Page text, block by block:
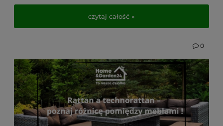
warto poznać różnice między poszczególnymi
rodzajami plecionek.
trwałość mebli oraz na co zwrócić uwagę
podczas zakupu zestawu technorattanowego do
ogrodu, na taras lub balkon. Dzięki temu
przewodnikowi wybierzesz meble, które posłużą
Ci przez lata i będą idealnie dopasowane do stylu
Twojej przestrzeni. Sprawdź, zanim zdecydujesz!
czytaj całość »
0